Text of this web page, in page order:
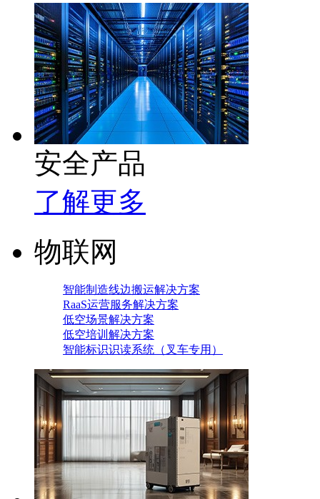
安全产品
了解更多
物联网
智能制造线边搬运解决方案
RaaS运营服务解决方案
低空场景解决方案
低空培训解决方案
智能标识识读系统（叉车专用）